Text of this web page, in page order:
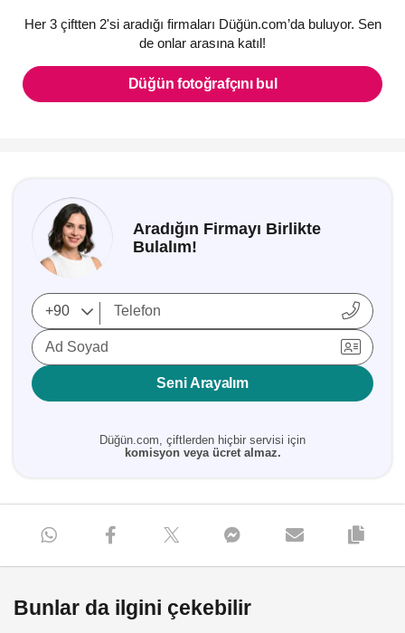
Her 3 çiftten 2'si aradığı firmaları Düğün.com’da buluyor. Sen
de onlar arasına katıl!
Düğün fotoğrafçını bul
Aradığın Firmayı Birlikte
Bulalım!
Ad Soyad
Seni Arayalım
Düğün.com, çiftlerden hiçbir servisi için
komisyon veya ücret almaz.
Bunlar da ilgini çekebilir